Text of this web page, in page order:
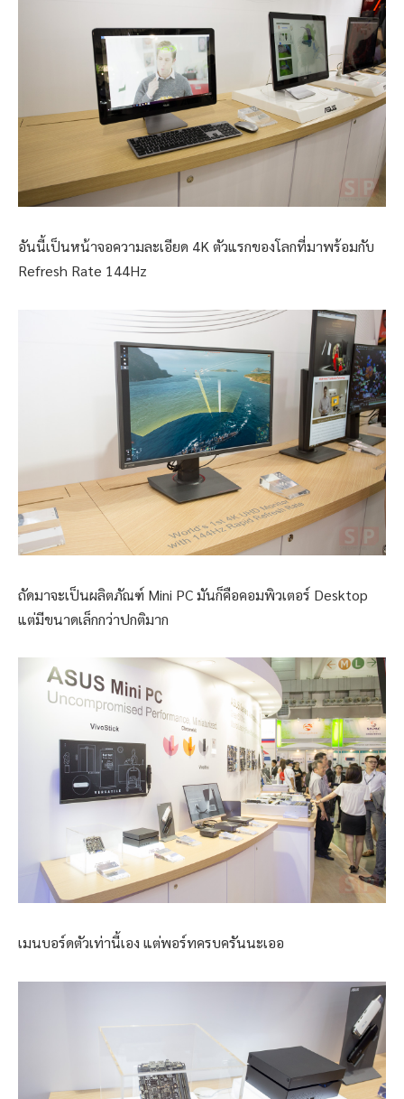
อันนี้เป็นหน้าจอความละเอียด 4K ตัวแรกของโลกที่มาพร้อมกับ
Refresh Rate 144Hz
ถัดมาจะเป็นผลิตภัณฑ์ Mini PC มันก็คือคอมพิวเตอร์ Desktop
แต่มีขนาดเล็กกว่าปกติมาก
เมนบอร์ดตัวเท่านี้เอง แต่พอร์ทครบครันนะเออ